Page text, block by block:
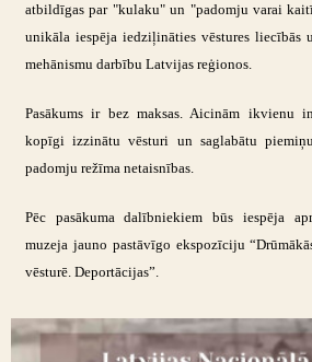
atbildīgas par "kulaku" un "padomju varai
unikāla iespēja iedziļināties vēstures liecībās
mehānismu darbību Latvijas reģionos.
Pasākums ir bez maksas. Aicinām ikvienu
kopīgi izzinātu vēsturi un saglabātu
padomju režīma netaisnības.
Pēc pasākuma dalībniekiem būs iespēja
muzeja jauno pastāvīgo ekspozīciju
vēsturē. Deportācijas”.